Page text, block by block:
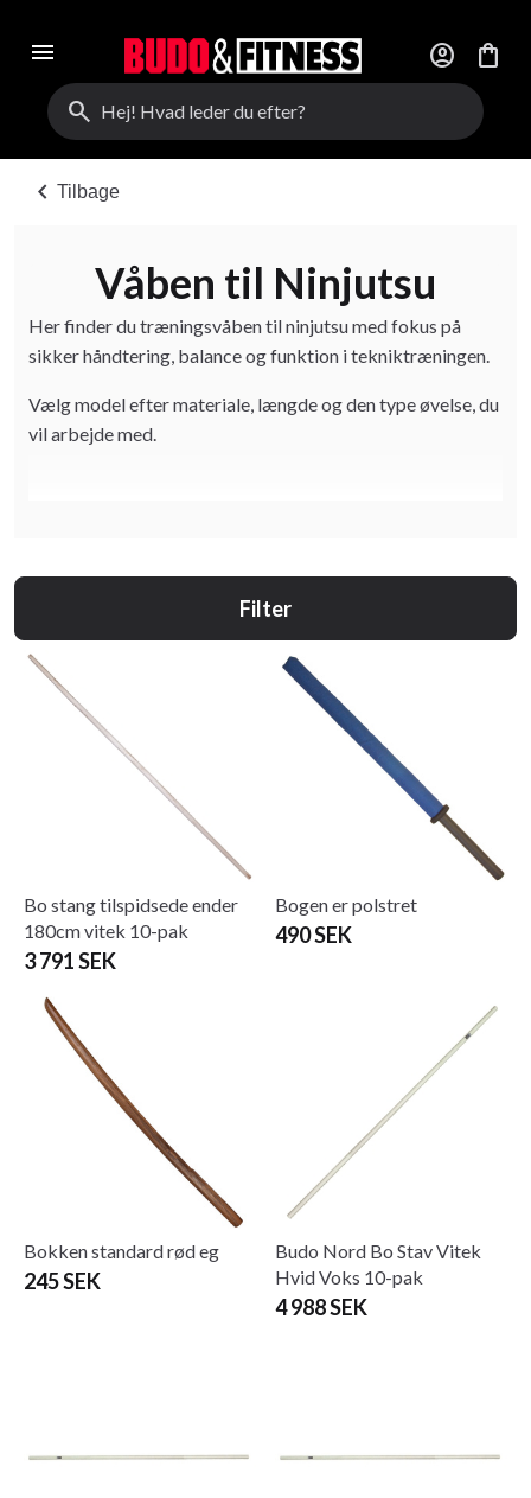
menu account_circle
shopping_bag
search
chevron_left Tilbage
Våben til Ninjutsu
Her finder du træningsvåben til ninjutsu med fokus på
sikker håndtering, balance og funktion i tekniktræningen.
Vælg model efter materiale, længde og den type øvelse, du
vil arbejde med.
Filter
Bo stang tilspidsede ender
180cm vitek 10-pak
3 791 SEK
Bogen er polstret
490 SEK
Bokken standard rød eg
245 SEK
Budo Nord Bo Stav Vitek
Hvid Voks 10-pak
4 988 SEK